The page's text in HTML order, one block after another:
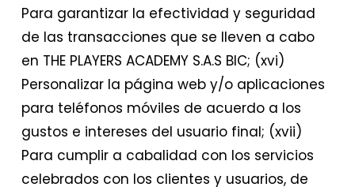
Para garantizar la efectividad y seguridad
de las transacciones que se lleven a cabo
en THE PLAYERS ACADEMY S.A.S BIC; (xvi)
Personalizar la página web y/o aplicaciones
para teléfonos móviles de acuerdo a los
gustos e intereses del usuario final; (xvii)
Para cumplir a cabalidad con los servicios
celebrados con los clientes y usuarios, de